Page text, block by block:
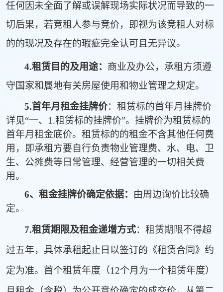
任何因未全面了解或误解现场实际状况而导致的一
切后果，若竞租人参与竞价，即视为该竞租人对标
的的现况及存在的瑕疵完全认可且无异议。
4.租赁目的及用途： 商业及办公，承租方须遵
守国家和属地有关房屋使用和物业管理之规定。
5.首年月租金挂牌价：租赁标的首年月挂牌价
详见“一、1.租赁标的挂牌价”。挂牌价为租赁标的
首年月租金底价。租赁标的的租金不含其他任何费
用，即承租方要自行负责物业管理费、水、电、卫
生、公摊费等日常管理、经营管理的一切相关费
用。
6、租金挂牌价确定依据： 由周边询价比较确
定。
7.租赁期限及租金递增方式：租赁期限不得超
过五年，具体承租起止日以签订的《租赁合同》约
定为准。首个租赁年度（12个月为一个租赁年度）